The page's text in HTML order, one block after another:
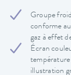
Groupe
conforme
gaz à effet
Écran
température
illustration